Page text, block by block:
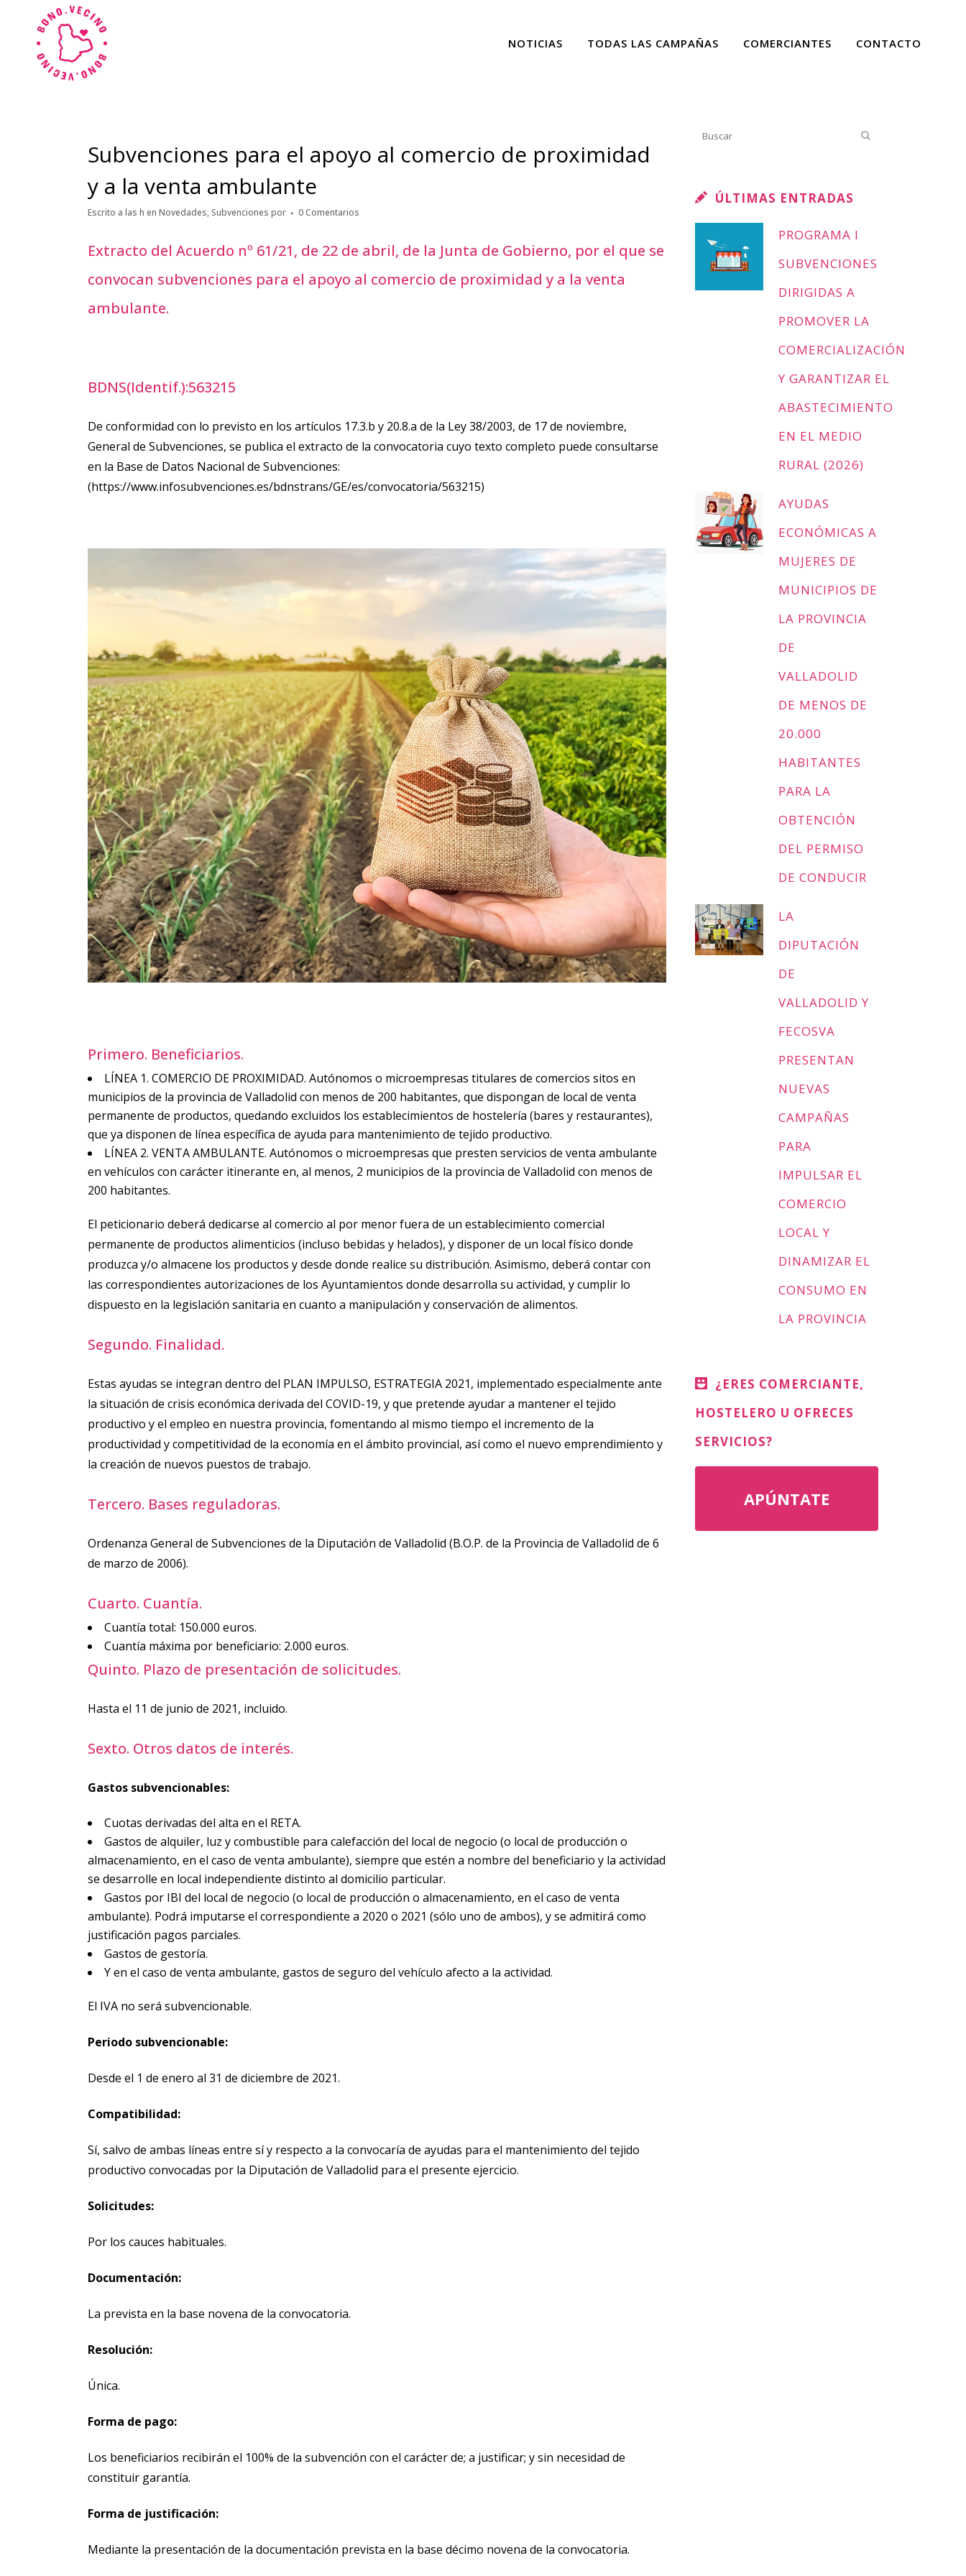
NOTICIAS TODAS LAS CAMPAÑAS COMERCIANTES CONTACTO
Subvenciones para el apoyo al comercio de proximidad
y a la venta ambulante
Escrito a las h en Novedades, Subvenciones por 0 Comentarios
Extracto del Acuerdo nº 61/21, de 22 de abril, de la Junta de Gobierno, por el que se
convocan subvenciones para el apoyo al comercio de proximidad y a la venta
ambulante.
BDNS(Identif.):563215
De conformidad con lo previsto en los artículos 17.3.b y 20.8.a de la Ley 38/2003, de 17 de noviembre,
General de Subvenciones, se publica el extracto de la convocatoria cuyo texto completo puede consultarse
en la Base de Datos Nacional de Subvenciones:
(https://www.infosubvenciones.es/bdnstrans/GE/es/convocatoria/563215)
Primero. Beneficiarios.
LÍNEA 1. COMERCIO DE PROXIMIDAD. Autónomos o microempresas titulares de comercios sitos en
municipios de la provincia de Valladolid con menos de 200 habitantes, que dispongan de local de venta
permanente de productos, quedando excluidos los establecimientos de hostelería (bares y restaurantes),
que ya disponen de línea específica de ayuda para mantenimiento de tejido productivo.
LÍNEA 2. VENTA AMBULANTE. Autónomos o microempresas que presten servicios de venta ambulante
en vehículos con carácter itinerante en, al menos, 2 municipios de la provincia de Valladolid con menos de
200 habitantes.
El peticionario deberá dedicarse al comercio al por menor fuera de un establecimiento comercial
permanente de productos alimenticios (incluso bebidas y helados), y disponer de un local físico donde
produzca y/o almacene los productos y desde donde realice su distribución. Asimismo, deberá contar con
las correspondientes autorizaciones de los Ayuntamientos donde desarrolla su actividad, y cumplir lo
dispuesto en la legislación sanitaria en cuanto a manipulación y conservación de alimentos.
Segundo. Finalidad.
Estas ayudas se integran dentro del PLAN IMPULSO, ESTRATEGIA 2021, implementado especialmente ante
la situación de crisis económica derivada del COVID-19, y que pretende ayudar a mantener el tejido
productivo y el empleo en nuestra provincia, fomentando al mismo tiempo el incremento de la
productividad y competitividad de la economía en el ámbito provincial, así como el nuevo emprendimiento y
la creación de nuevos puestos de trabajo.
Tercero. Bases reguladoras.
Ordenanza General de Subvenciones de la Diputación de Valladolid (B.O.P. de la Provincia de Valladolid de 6
de marzo de 2006).
Cuarto. Cuantía.
Cuantía total: 150.000 euros.
Cuantía máxima por beneficiario: 2.000 euros.
Quinto. Plazo de presentación de solicitudes.
Hasta el 11 de junio de 2021, incluido.
Sexto. Otros datos de interés.
Gastos subvencionables:
Cuotas derivadas del alta en el RETA.
Gastos de alquiler, luz y combustible para calefacción del local de negocio (o local de producción o
almacenamiento, en el caso de venta ambulante), siempre que estén a nombre del beneficiario y la actividad
se desarrolle en local independiente distinto al domicilio particular.
Gastos por IBI del local de negocio (o local de producción o almacenamiento, en el caso de venta
ambulante). Podrá imputarse el correspondiente a 2020 o 2021 (sólo uno de ambos), y se admitirá como
justificación pagos parciales.
Gastos de gestoría.
Y en el caso de venta ambulante, gastos de seguro del vehículo afecto a la actividad.
El IVA no será subvencionable.
Periodo subvencionable:
Desde el 1 de enero al 31 de diciembre de 2021.
Compatibilidad:
Sí, salvo de ambas líneas entre sí y respecto a la convocaría de ayudas para el mantenimiento del tejido
productivo convocadas por la Diputación de Valladolid para el presente ejercicio.
Solicitudes:
Por los cauces habituales.
Documentación:
La prevista en la base novena de la convocatoria.
Resolución:
Única.
Forma de pago:
Los beneficiarios recibirán el 100% de la subvención con el carácter de; a justificar; y sin necesidad de
constituir garantía.
Forma de justificación:
Mediante la presentación de la documentación prevista en la base décimo novena de la convocatoria.
ÚLTIMAS ENTRADAS
PROGRAMA I
SUBVENCIONES
DIRIGIDAS A
PROMOVER LA
COMERCIALIZACIÓN
Y GARANTIZAR EL
ABASTECIMIENTO
EN EL MEDIO
RURAL (2026)
AYUDAS
ECONÓMICAS A
MUJERES DE
MUNICIPIOS DE
LA PROVINCIA
DE
VALLADOLID
DE MENOS DE
20.000
HABITANTES
PARA LA
OBTENCIÓN
DEL PERMISO
DE CONDUCIR
LA
DIPUTACIÓN
DE
VALLADOLID Y
FECOSVA
PRESENTAN
NUEVAS
CAMPAÑAS
PARA
IMPULSAR EL
COMERCIO
LOCAL Y
DINAMIZAR EL
CONSUMO EN
LA PROVINCIA
¿ERES COMERCIANTE,
HOSTELERO U OFRECES
SERVICIOS?
APÚNTATE